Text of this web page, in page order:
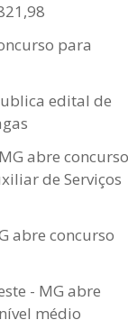
para
edital de
abre concurso
de Serviços
abre concurso
- MG abre
médio